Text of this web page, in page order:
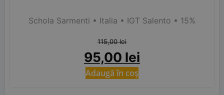
Schola Sarmenti • Italia • IGT Salento • 15%
115,00lei
95,00 lei
Adaugă în coș